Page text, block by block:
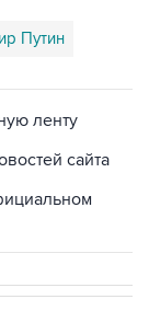
Путин
ленту
сайта